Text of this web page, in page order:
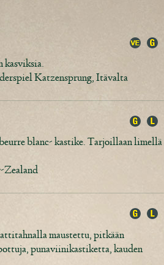
kasviksia.
Katzensprung, Itävalta
blanc- kastike. Tarjoillaan limellä
Zealand
maustettu, pitkään
punaviinikastiketta, kauden